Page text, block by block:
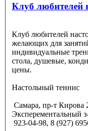
Клуб любителей
Клуб любителей
желающих для
индивидуальные
стола, душевые,
цены.
Настольный теннис
Самара, пр-т
Эксперементальный
923-04-98, 8 (927)